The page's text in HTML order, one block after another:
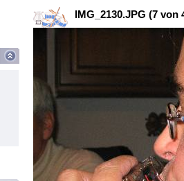
IMG_2130.JPG (7 von